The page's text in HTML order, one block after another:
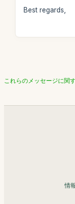
Best regards,
これらのメッセージに関
情